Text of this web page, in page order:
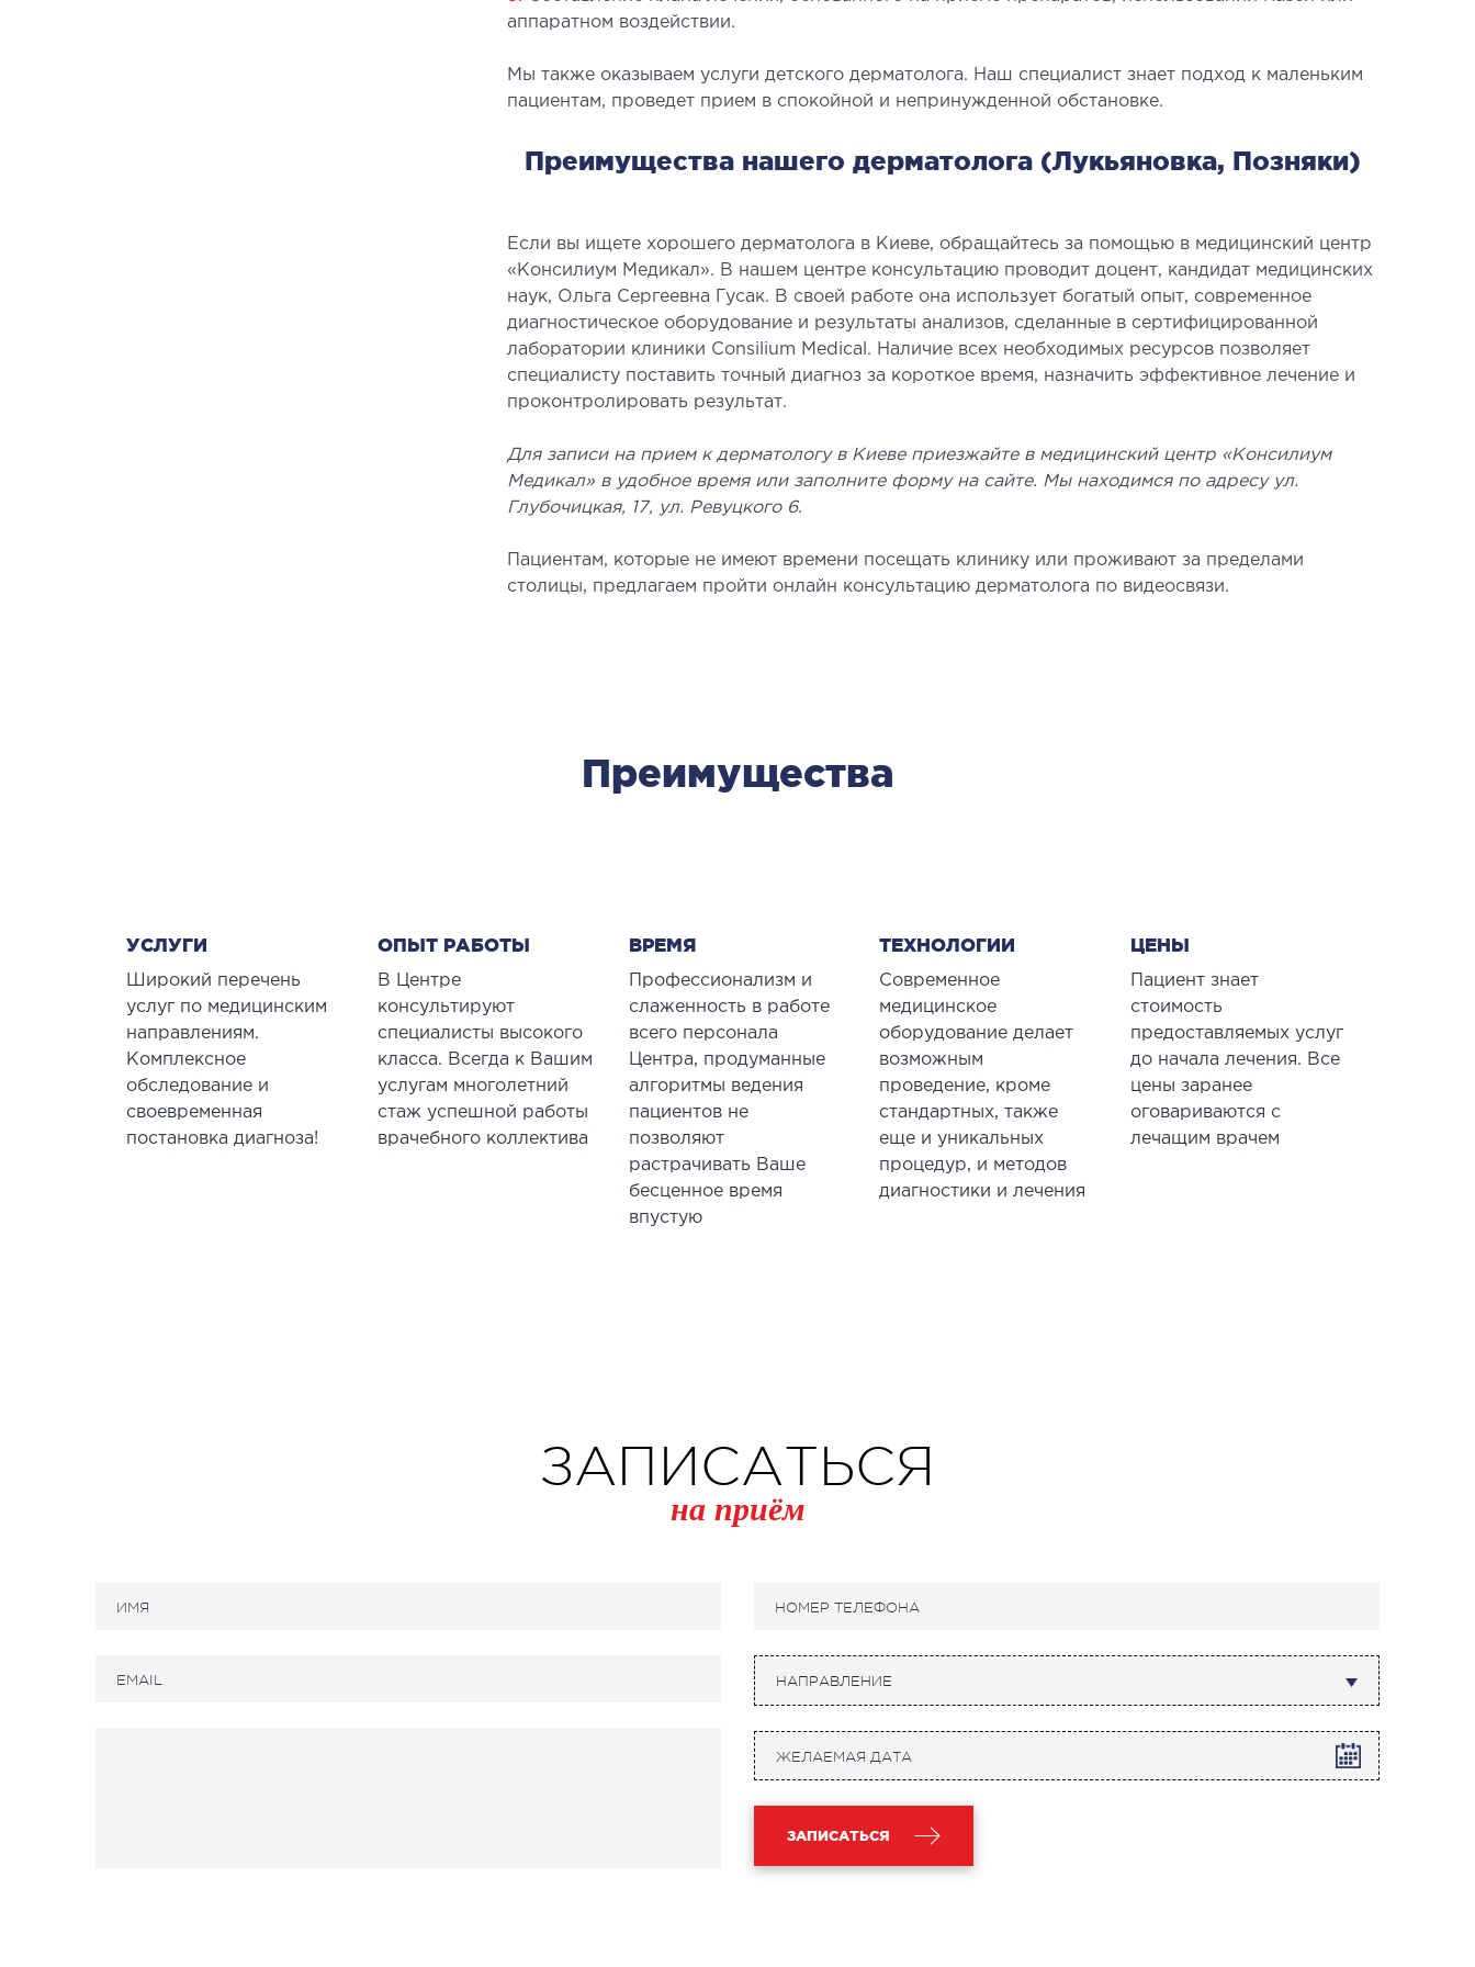
Флебология
Артериальная хирургия
ОРТОПЕДИЯ
Заболевания опорно-двигательного
аппарата
Травмпункт (травматологический пункт)
Виды оперативных вмешательств
ПЕДИАТРИЯ
Педиатрия услуги
аппаратном воздействии.
Мы также оказываем услуги детского дерматолога. Наш специалист знает подход к маленьким
пациентам, проведет прием в спокойной и непринужденной обстановке.
Преимущества нашего дерматолога (Лукьяновка, Позняки)
Если вы ищете хорошего дерматолога в Киеве, обращайтесь за помощью в медицинский центр
«Консилиум Медикал». В нашем центре консультацию проводит доцент, кандидат медицинских
наук, Ольга Сергеевна Гусак. В своей работе она использует богатый опыт, современное
диагностическое оборудование и результаты анализов, сделанные в сертифицированной
лаборатории клиники Consilium Medical. Наличие всех необходимых ресурсов позволяет
специалисту поставить точный диагноз за короткое время, назначить эффективное лечение и
проконтролировать результат.
Для записи на прием к дерматологу в Киеве приезжайте в медицинский центр «Консилиум
Медикал» в удобное время или заполните форму на сайте. Мы находимся по адресу ул.
Глубочицкая, 17, ул. Ревуцкого 6.
Пациентам, которые не имеют времени посещать клинику или проживают за пределами
столицы, предлагаем пройти онлайн консультацию дерматолога по видеосвязи.
Преимущества
УСЛУГИ
Широкий перечень
услуг по медицинским
направлениям.
Комплексное
обследование и
своевременная
постановка диагноза!
ОПЫТ РАБОТЫ
В Центре
консультируют
специалисты высокого
класса. Всегда к Вашим
услугам многолетний
стаж успешной работы
врачебного коллектива
ВРЕМЯ
Профессионализм и
слаженность в работе
всего персонала
Центра, продуманные
алгоритмы ведения
пациентов не
позволяют
растрачивать Ваше
бесценное время
впустую
ТЕХНОЛОГИИ
Современное
медицинское
оборудование делает
возможным
проведение, кроме
стандартных, также
еще и уникальных
процедур, и методов
диагностики и лечения
ЦЕНЫ
Пациент знает
стоимость
предоставляемых услуг
до начала лечения. Все
цены заранее
оговариваются с
лечащим врачем
ЗАПИСАТЬСЯ
на приём
НАПРАВЛЕНИЕ
ЗАПИСАТЬСЯ